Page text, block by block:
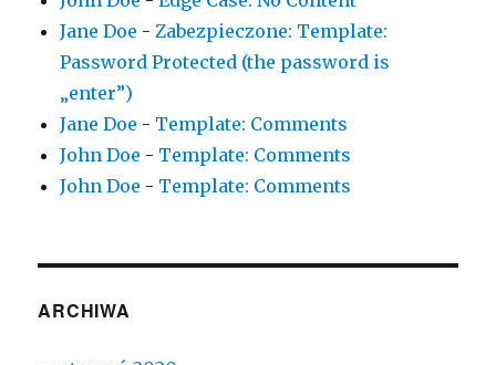
Jane Doe -Zabezpieczone: Template:
Password Protected (the password is
„enter”)
Jane Doe - Template: Comments
John Doe - Template: Comments
John Doe - Template: Comments
ARCHIWA